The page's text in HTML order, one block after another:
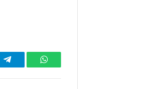
Telegram WhatsApp